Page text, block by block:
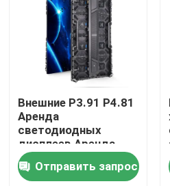
Продукты
Видеозаписи
Внешние P3.91 P4.81
Аренда
светодиодных
дисплеев Аренда
светодиодных
дисплеев
Отправить запрос